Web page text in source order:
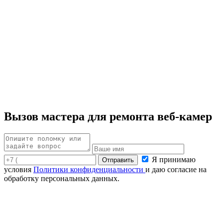
Вызов мастера для ремонта веб-камер
Я принимаю
условия Политики конфиденциальности и даю согласие на
обработку персональных данных.